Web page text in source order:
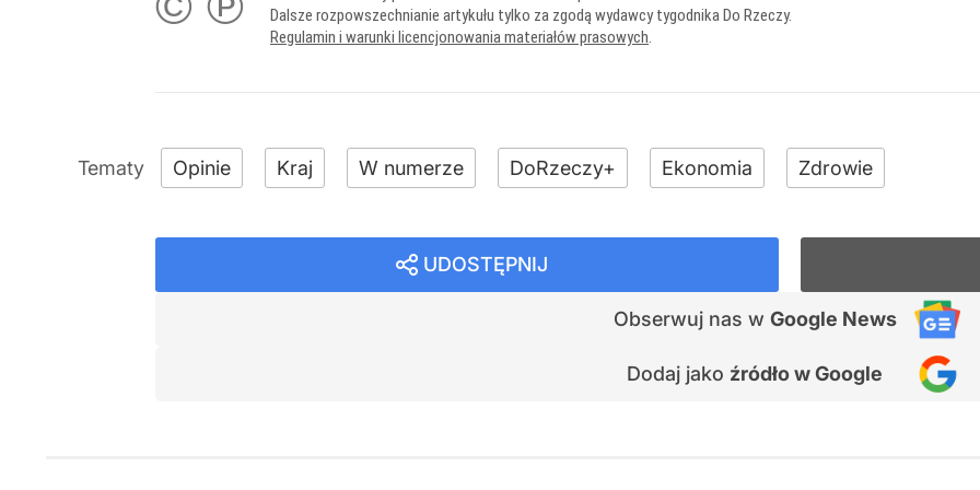
Dalsze rozpowszechnianie artykułu tylko za zgodą wydawcy tygodnika Do Rzeczy.
Regulamin i warunki licencjonowania materiałów prasowych.
Opinie Kraj W numerze DoRzeczy+ Ekonomia Zdrowie
UDOSTĘPNIJ
Obserwuj nas w Google News
Dodaj jako źródło w Google